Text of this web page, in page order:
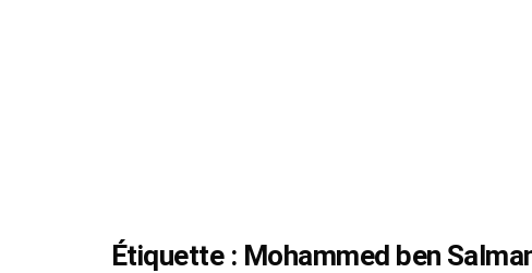
Étiquette : Mohammed ben